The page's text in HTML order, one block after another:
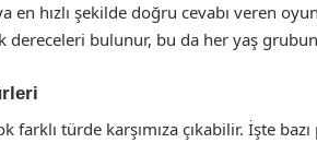
en hızlı şekilde doğru cevabı veren
dereceleri bulunur, bu da her yaş
farklı türde karşımıza çıkabilir. İşte